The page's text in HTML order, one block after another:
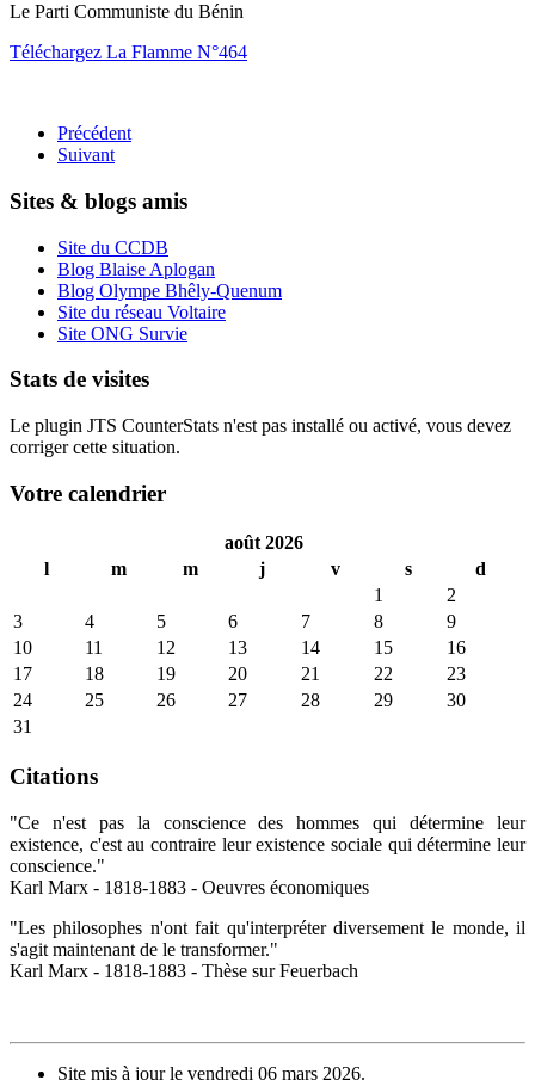
Le Parti Communiste du Bénin
Téléchargez La Flamme N°464
Précédent
Suivant
Sites & blogs amis
Site du CCDB
Blog Blaise Aplogan
Blog Olympe Bhêly-Quenum
Site du réseau Voltaire
Site ONG Survie
Stats de visites
Le plugin JTS CounterStats n'est pas installé ou activé, vous devez
corriger cette situation.
Votre calendrier
août 2026
l
m m j v s
d
1
2
3
4 5 6 7 8
9
10
11 12 13 14 15
16
17
18 19 20 21 22
23
24
25 26 27 28 29
30
31
Citations
"Ce n'est pas la conscience des hommes qui détermine leur
existence, c'est au contraire leur existence sociale qui détermine leur
conscience."
Karl Marx - 1818-1883 - Oeuvres économiques
"Les philosophes n'ont fait qu'interpréter diversement le monde, il
s'agit maintenant de le transformer."
Karl Marx - 1818-1883 - Thèse sur Feuerbach
Site mis à jour le vendredi 06 mars 2026.